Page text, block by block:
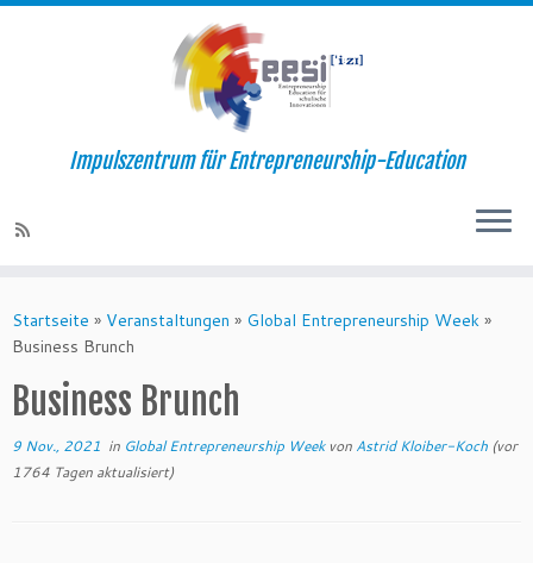
Impulszentrum für Entrepreneurship-Education
Startseite » Veranstaltungen » Global Entrepreneurship Week »
Business Brunch
Business Brunch
9 Nov., 2021 in Global Entrepreneurship Week von Astrid Kloiber-Koch (vor
1764 Tagen aktualisiert)